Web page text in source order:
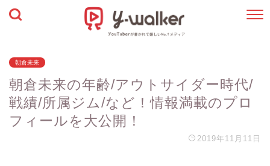
朝倉未来
朝倉未来の年齢/アウトサイダー時代/
戦績/所属ジム/など！情報満載のプロ
フィールを大公開！
2019年11月11日